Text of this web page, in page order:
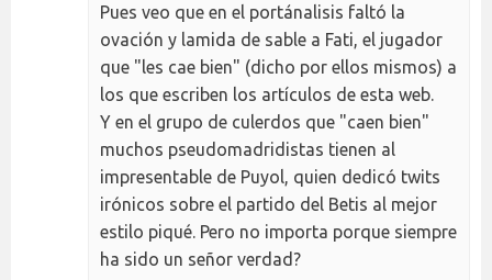
Pues veo que en el portánalisis faltó la
ovación y lamida de sable a Fati, el jugador
que "les cae bien" (dicho por ellos mismos) a
los que escriben los artículos de esta web.
Y en el grupo de culerdos que "caen bien"
muchos pseudomadridistas tienen al
impresentable de Puyol, quien dedicó twits
irónicos sobre el partido del Betis al mejor
estilo piqué. Pero no importa porque siempre
ha sido un señor verdad?